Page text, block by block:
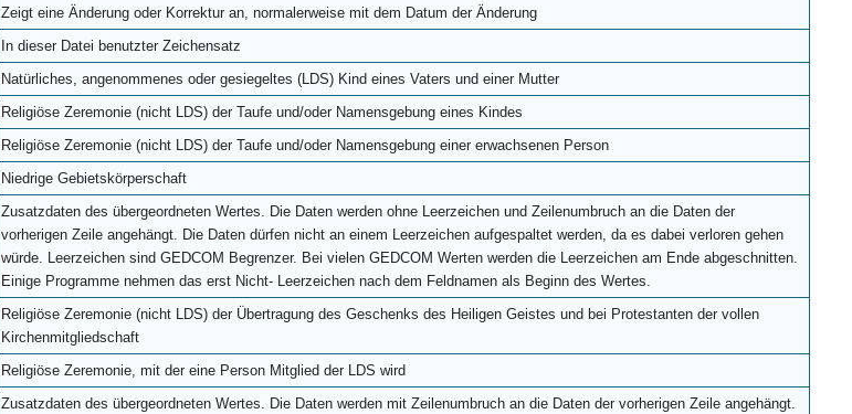
Zeigt eine Änderung oder Korrektur an, normalerweise mit dem Datum der Änderung
In dieser Datei benutzter Zeichensatz
Natürliches, angenommenes oder gesiegeltes (LDS) Kind eines Vaters und einer Mutter
Religiöse Zeremonie (nicht LDS) der Taufe und/oder Namensgebung eines Kindes
Religiöse Zeremonie (nicht LDS) der Taufe und/oder Namensgebung einer erwachsenen Person
Niedrige Gebietskörperschaft
Zusatzdaten des übergeordneten Wertes. Die Daten werden ohne Leerzeichen und Zeilenumbruch an die Daten der
vorherigen Zeile angehängt. Die Daten dürfen nicht an einem Leerzeichen aufgespaltet werden, da es dabei verloren gehen
würde. Leerzeichen sind GEDCOM Begrenzer. Bei vielen GEDCOM Werten werden die Leerzeichen am Ende abgeschnitten.
Einige Programme nehmen das erst Nicht- Leerzeichen nach dem Feldnamen als Beginn des Wertes.
Religiöse Zeremonie (nicht LDS) der Übertragung des Geschenks des Heiligen Geistes und bei Protestanten der vollen
Kirchenmitgliedschaft
Religiöse Zeremonie, mit der eine Person Mitglied der LDS wird
Zusatzdaten des übergeordneten Wertes. Die Daten werden mit Zeilenumbruch an die Daten der vorherigen Zeile angehängt.